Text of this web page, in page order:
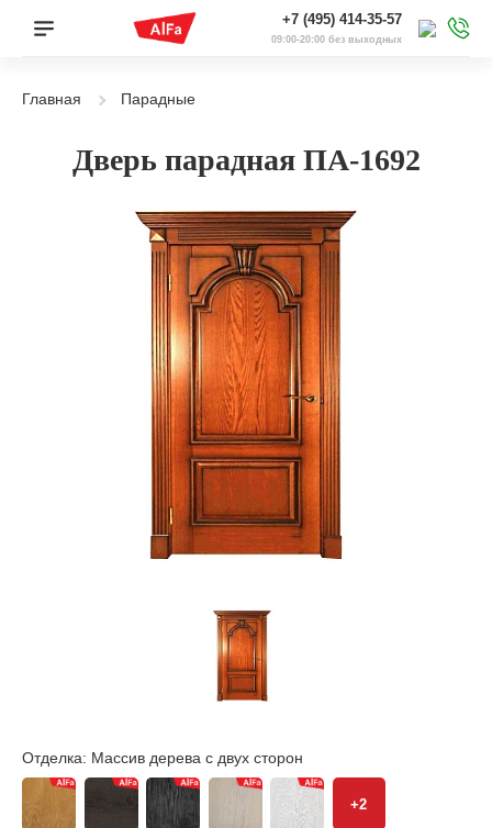
+7 (495) 414-35-57
09:00-20:00 без выходных
Главная Парадные
Дверь парадная ПА-1692
Отделка: Массив дерева с двух сторон
+2